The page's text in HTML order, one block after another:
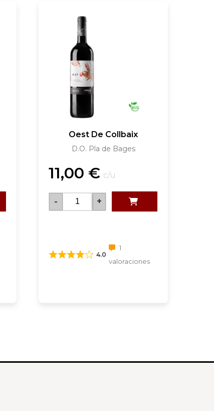
Oest De Collbaix
D.O. Pla de Bages
11,00 € c/u
- +
4.0
1
valoraciones